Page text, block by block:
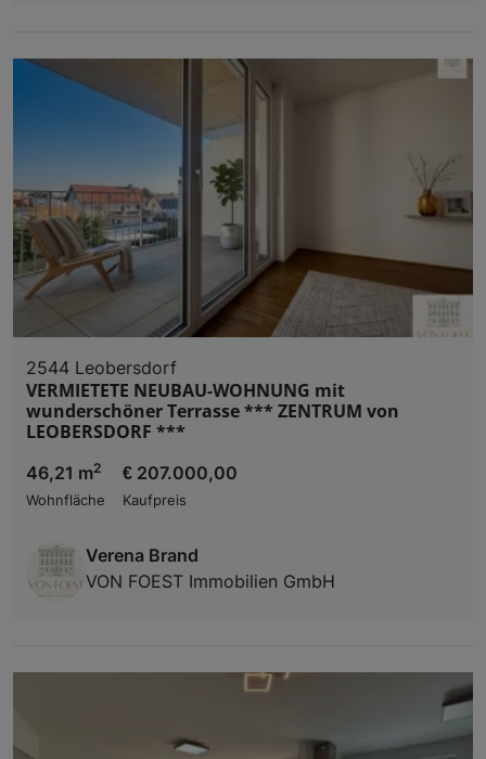
2544 Leobersdorf
VERMIETETE NEUBAU-WOHNUNG mit
wunderschöner Terrasse *** ZENTRUM von
LEOBERSDORF ***
46,21 m2
Wohnfläche
€ 207.000,00
Kaufpreis
Verena Brand
VON FOEST Immobilien GmbH